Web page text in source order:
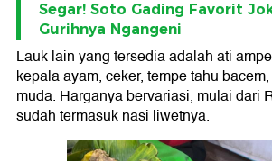
Segar! Soto Gading Favorit
Gurihnya Ngangeni
Lauk lain yang tersedia adalah ati
kepala ayam, ceker, tempe tahu
muda. Harganya bervariasi, mulai dari
sudah termasuk nasi liwetnya.